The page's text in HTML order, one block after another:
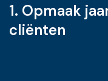
1. Opmaak
cliënten